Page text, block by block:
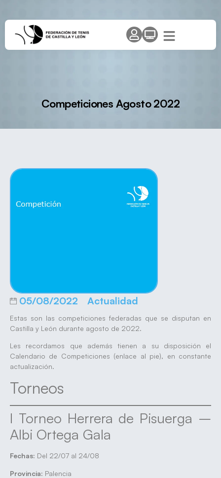
Competiciones Agosto 2022
05/08/2022 Actualidad
Estas son las competiciones federadas que se disputan en
Castilla y León durante agosto de 2022.
Les recordamos que además tienen a su disposición el
Calendario de Competiciones (enlace al pie), en constante
actualización.
Torneos
I Torneo Herrera de Pisuerga –
Albi Ortega Gala
Fechas: Del 22/07 al 24/08
Provincia: Palencia